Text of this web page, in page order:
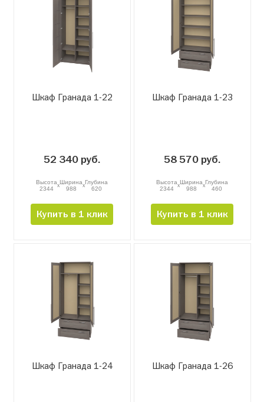
Шкаф Гранада 1-22
52 340 руб.
Высота
2344
xШирина
988
xГлубина
620
Купить в 1 клик
Шкаф Гранада 1-23
58 570 руб.
Высота
2344
xШирина
988
xГлубина
460
Купить в 1 клик
Шкаф Гранада 1-24 Шкаф Гранада 1-26